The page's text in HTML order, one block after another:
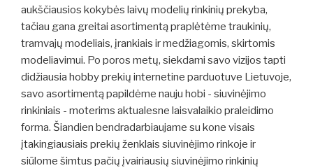
aukščiausios kokybės laivų modelių rinkinių prekyba,
tačiau gana greitai asortimentą praplėtėme traukinių,
tramvajų modeliais, įrankiais ir medžiagomis, skirtomis
modeliavimui. Po poros metų, siekdami savo vizijos tapti
didžiausia hobby prekių internetine parduotuve Lietuvoje,
savo asortimentą papildėme nauju hobi - siuvinėjimo
rinkiniais - moterims aktualesne laisvalaikio praleidimo
forma. Šiandien bendradarbiaujame su kone visais
įtakingiausiais prekių ženklais siuvinėjimo rinkoje ir
siūlome šimtus pačių įvairiausių siuvinėjimo rinkinių